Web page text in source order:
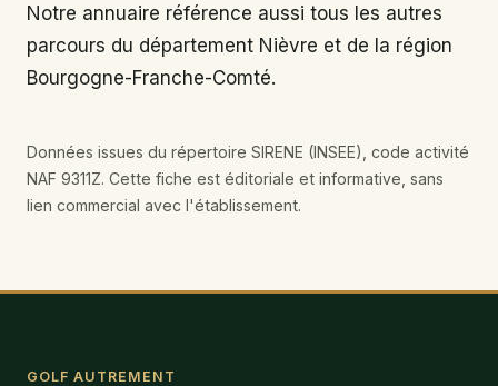
Notre annuaire référence aussi tous les autres
parcours du département Nièvre et de la région
Bourgogne-Franche-Comté.
Données issues du répertoire SIRENE (INSEE), code activité
NAF 9311Z. Cette fiche est éditoriale et informative, sans
lien commercial avec l'établissement.
GOLF AUTREMENT